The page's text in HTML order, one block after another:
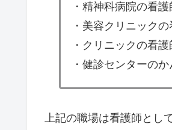
・精神科病院の看護
・美容クリニック
・クリニックの看護
・健診センターのか
上記の職場は看護師とし